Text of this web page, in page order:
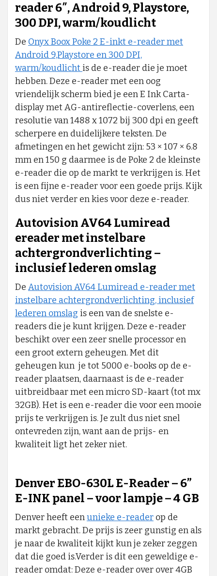
reader 6″, Android 9, Playstore,
300 DPI, warm/koudlicht
De Onyx Boox Poke 2 E-inkt e-reader met
Android 9,Playstore en 300 DPI,
warm/koudlicht is de e-reader die je moet
hebben. Deze e-reader met een oog
vriendelijk scherm bied je een E Ink Carta-
display met AG-antireflectie-coverlens, een
resolutie van 1488 x 1072 bij 300 dpi en geeft
scherpere en duidelijkere teksten. De
afmetingen en het gewicht zijn: 53 × 107 × 6.8
mm en 150 g daarmee is de Poke 2 de kleinste
e-reader die op de markt te verkrijgen is. Het
is een fijne e-reader voor een goede prijs. Kijk
dus niet verder en kies voor deze e-reader.
Autovision AV64 Lumiread
ereader met instelbare
achtergrondverlichting –
inclusief lederen omslag
De Autovision AV64 Lumiread e-reader met
instelbare achtergrondverlichting, inclusief
lederen omslag is een van de snelste e-
readers die je kunt krijgen. Deze e-reader
beschikt over een zeer snelle processor en
een groot extern geheugen. Met dit
geheugen kun je tot 5000 e-books op de e-
reader plaatsen, daarnaast is de e-reader
uitbreidbaar met een micro SD-kaart (tot mx
32GB). Het is een e-reader die voor een mooie
prijs te verkrijgen is. Je zult dus niet snel
ontevreden zijn, want aan de prijs- en
kwaliteit ligt het zeker niet.
Denver EBO-630L E-Reader – 6”
E-INK panel – voor lampje – 4 GB
Denver heeft eenunieke e-reader op de
markt gebracht. De prijs is zeer gunstig en als
je naar de kwaliteit kijkt kun je zeker zeggen
dat die goed is.Verder is dit een geweldige e-
reader omdat: Deze e-reader over over 4GB